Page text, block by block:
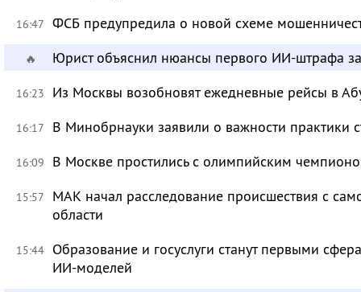
16:47 ФСБ предупредила о новой схеме
🔥 Юрист объяснил нюансы первого ИИ-штрафа
16:23 Из Москвы возобновят ежедневные рейсы в
16:17 В Минобрнауки заявили о важности практики
16:09 В Москве простились с олимпийским
15:57
МАК начал расследование происшествия с
области
15:44 Образование и госуслуги станут первыми
ИИ-моделей